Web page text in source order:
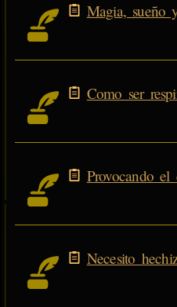
Magia, sueño
Como ser
Provocando
Necesito